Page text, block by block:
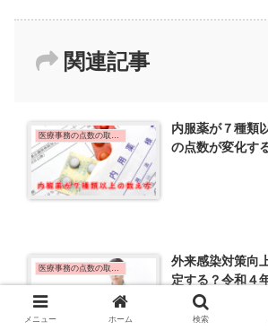
関連記事
内服薬が７種類
の点数が変化す
医療事務の点数の取り方について
外来感染対策向
定する？令和４
メニュー ホーム 検索